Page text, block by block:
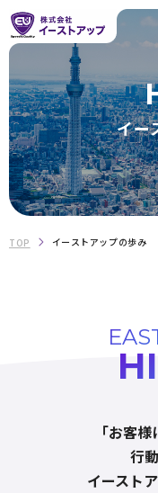
イー
TOP イーストアップの歩み
「お客
行
イースト